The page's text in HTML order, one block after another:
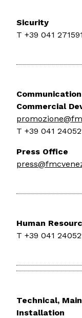
Sicurity
T +39 041
Commercial
T +39 041
Press Office
Human
T +39 041
Technical,
Installation